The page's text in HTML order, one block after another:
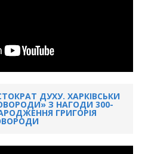
ДУХУ. ХАРКІВСЬКИ
З НАГОДИ 300-
ГРИГОРІЯ